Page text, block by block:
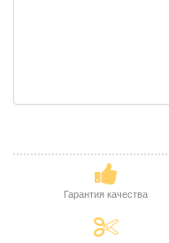
Гарантия качества